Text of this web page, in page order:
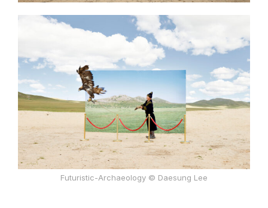
Futuristic-Archaeology © Daesung Lee